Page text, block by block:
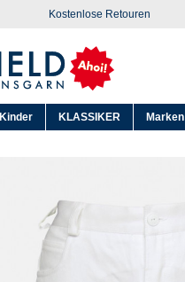
Kostenlose Retouren
Kinder KLASSIKER Marken